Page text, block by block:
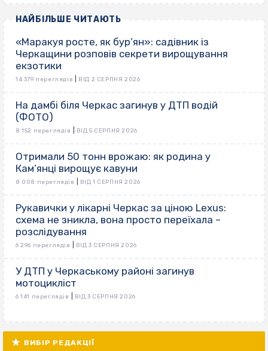
НАЙБІЛЬШЕ ЧИТАЮТЬ
«Маракуя росте, як бур’ян»: садівник із
Черкащини розповів секрети вирощування
екзотики
14 379 переглядів ВІД 2 СЕРПНЯ 2026
На дамбі біля Черкас загинув у ДТП водій
(ФОТО)
8 152 переглядів ВІД 5 СЕРПНЯ 2026
Отримали 50 тонн врожаю: як родина у
Кам’янці вирощує кавуни
8 008 переглядів ВІД 1 СЕРПНЯ 2026
Рукавички у лікарні Черкас за ціною Lexus:
схема не зникла, вона просто переїхала –
розслідування
6 296 переглядів ВІД 3 СЕРПНЯ 2026
У ДТП у Черкаському районі загинув
мотоцикліст
6 141 переглядів ВІД 3 СЕРПНЯ 2026
ВИБІР РЕДАКЦІЇ